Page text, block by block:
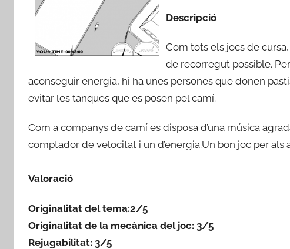
Descripció
Com tots els jocs de
de recorregut possible.
aconseguir energia, hi ha unes persones que donen
evitar les tanques que es posen pel camí.
Com a companys de camí es disposa d’una música
comptador de velocitat i un d’energia.Un bon joc per
Valoració
Originalitat del tema:2/5
Originalitat de la mecànica del joc: 3/5
Rejugabilitat: 3/5